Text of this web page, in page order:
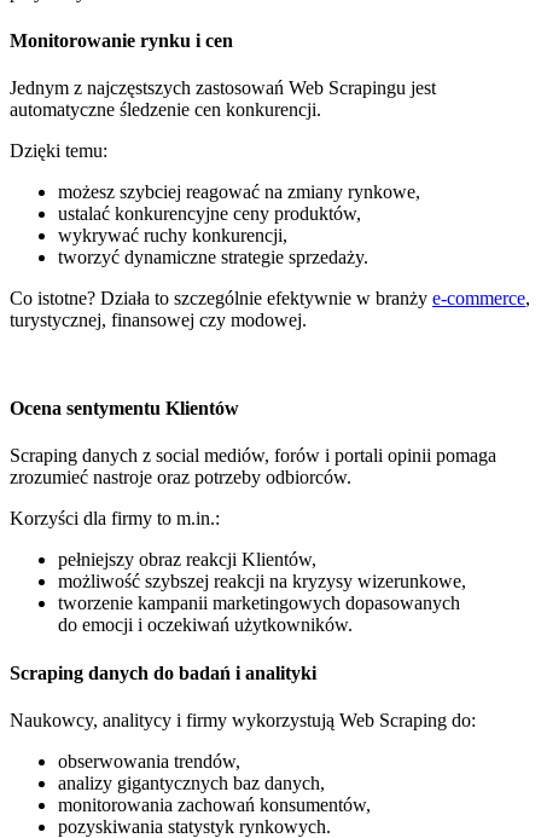
Monitorowanie rynku i cen
Jednym z najczęstszych zastosowań Web Scrapingu jest
automatyczne śledzenie cen konkurencji.
Dzięki temu:
możesz szybciej reagować na zmiany rynkowe,
ustalać konkurencyjne ceny produktów,
wykrywać ruchy konkurencji,
tworzyć dynamiczne strategie sprzedaży.
Co istotne? Działa to szczególnie efektywnie w branży e-commerce,
turystycznej, finansowej czy modowej.
Ocena sentymentu Klientów
Scraping danych z social mediów, forów i portali opinii pomaga
zrozumieć nastroje oraz potrzeby odbiorców.
Korzyści dla firmy to m.in.:
pełniejszy obraz reakcji Klientów,
możliwość szybszej reakcji na kryzysy wizerunkowe,
tworzenie kampanii marketingowych dopasowanych
do emocji i oczekiwań użytkowników.
Scraping danych do badań i analityki
Naukowcy, analitycy i firmy wykorzystują Web Scraping do:
obserwowania trendów,
analizy gigantycznych baz danych,
monitorowania zachowań konsumentów,
pozyskiwania statystyk rynkowych.